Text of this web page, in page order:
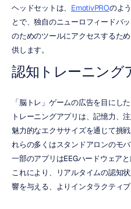
ヘッドセットは、 EmotivPROのよ
とで、独自のニューロフィードバッ
のためのツールにアクセスするた
供します。
認知トレーニング
「脳トレ」ゲームの広告を目にし
トレーニングアプリは、記憶力、
魅力的なエクササイズを通じて挑
れらの多くはスタンドアロンのモ
一部のアプリはEEGハードウェア
これにより、リアルタイムの認知
響を与える、よりインタラクティブ